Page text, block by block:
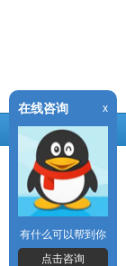
在线咨询 x
有什么可以帮到你
点击咨询